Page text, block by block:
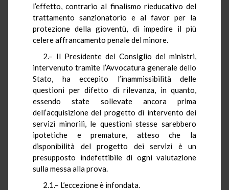
l’effetto, contrario al finalismo rieducativo del
trattamento sanzionatorio e al favor per la
protezione della gioventù, di impedire il più
celere affrancamento penale del minore.
2.– Il Presidente del Consiglio dei ministri,
intervenuto tramite l’Avvocatura generale dello
Stato, ha eccepito l’inammissibilità delle
questioni per difetto di rilevanza, in quanto,
essendo state sollevate ancora prima
dell’acquisizione del progetto di intervento dei
servizi minorili, le questioni stesse sarebbero
ipotetiche e premature, atteso che la
disponibilità del progetto dei servizi è un
presupposto indefettibile di ogni valutazione
sulla messa alla prova.
2.1.– L’eccezione è infondata.